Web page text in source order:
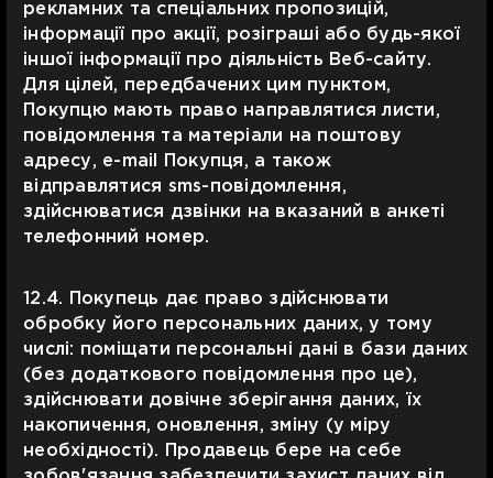
рекламних та спеціальних пропозицій,
інформації про акції, розіграші або будь-якої
іншої інформації про діяльність Веб-сайту.
Для цілей, передбачених цим пунктом,
Покупцю мають право направлятися листи,
повідомлення та матеріали на поштову
адресу, e-mail Покупця, а також
відправлятися sms-повідомлення,
здійснюватися дзвінки на вказаний в анкеті
телефонний номер.
12.4. Покупець дає право здійснювати
обробку його персональних даних, у тому
числі: поміщати персональні дані в бази даних
(без додаткового повідомлення про це),
здійснювати довічне зберігання даних, їх
накопичення, оновлення, зміну (у міру
необхідності). Продавець бере на себе